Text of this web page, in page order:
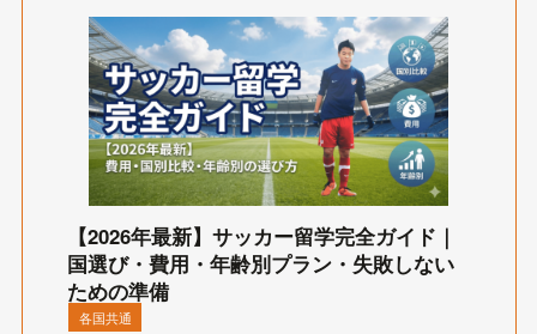
【2026年最新】サッカー留学完全ガイド｜
国選び・費用・年齢別プラン・失敗しない
ための準備
各国共通